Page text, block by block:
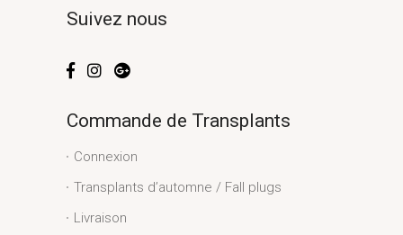
Suivez nous
Commande de Transplants
Connexion
Transplants d’automne / Fall plugs
Livraison